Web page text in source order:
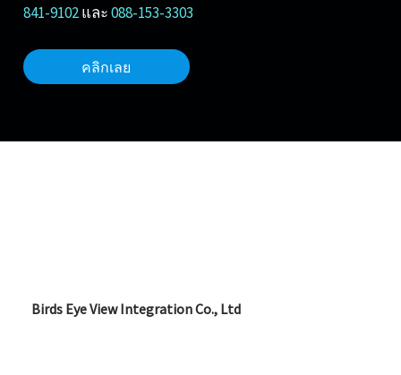
841-9102และ088-153-3303
คลิกเลย
Birds Eye View Integration Co., Ltd